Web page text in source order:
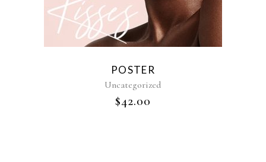
POSTER
Uncategorized
$42.00